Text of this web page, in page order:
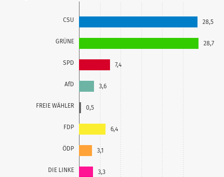
CSU
GRÜNE
SPD
AfD
FREIE WÄHLER
FDP
ÖDP
DIE LINKE
28,5
28,7
7,4
3,6
0,5
6,4
3,1
3,3